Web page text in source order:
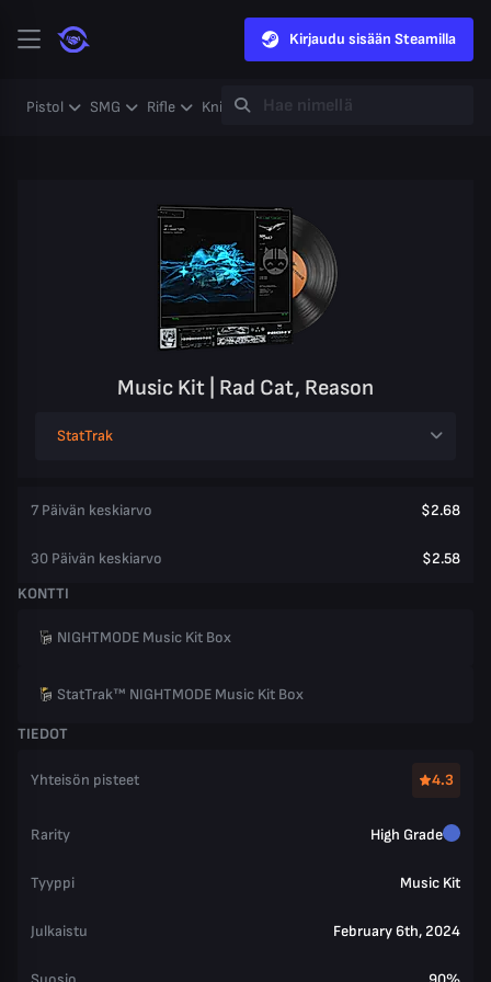
Kirjaudu sisään Steamilla
Pistol SMG Rifle Knife Gloves Heavy
Music Kit | Rad Cat, Reason
StatTrak
7 Päivän keskiarvo $2.68
30 Päivän keskiarvo
$2.58
KONTTI
NIGHTMODE Music Kit Box
StatTrak™ NIGHTMODE Music Kit Box
TIEDOT
Yhteisön pisteet 4.3
Rarity High Grade
Tyyppi Music Kit
Julkaistu February 6th, 2024